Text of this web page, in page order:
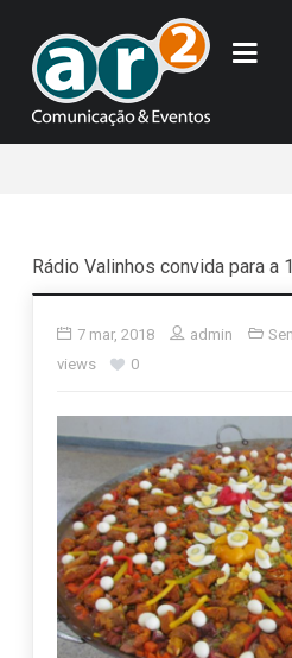
Rádio Valinhos convida para a
7 mar, 2018 admin
views
0